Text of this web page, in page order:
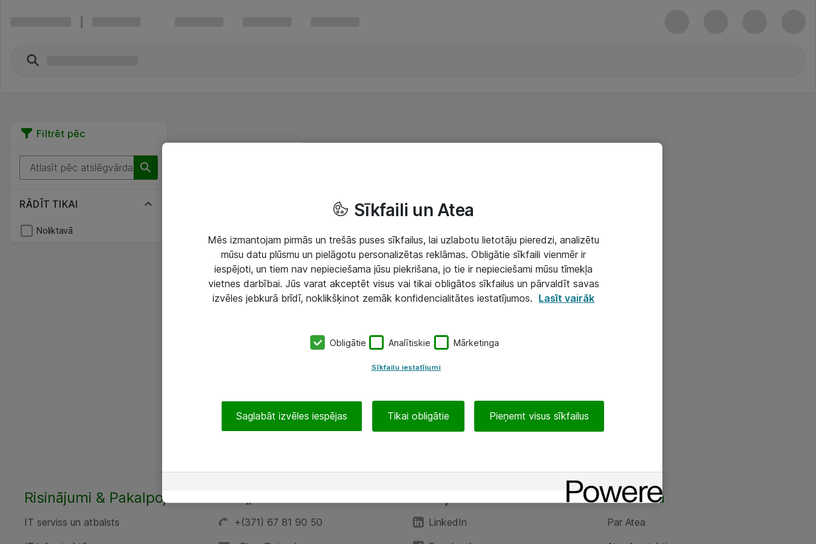
Filtrēt pēc
RĀDĪT TIKAI
Noliktavā
Risinājumi & Pakalpojumi
IT serviss un atbalsts
+(371) 67 81 90 50
LinkedIn
Par Atea
Par Atea
Sīkfaili un Atea
Mēs izmantojam pirmās un trešās puses sīkfailus, lai uzlabotu lietotāju pieredzi, analizētu
mūsu datu plūsmu un pielāgotu personalizētas reklāmas. Obligātie sīkfaili vienmēr ir
iespējoti, un tiem nav nepieciešama jūsu piekrišana, jo tie ir nepieciešami mūsu tīmekļa
vietnes darbībai. Jūs varat akceptēt visus vai tikai obligātos sīkfailus un pārvaldīt savas
izvēles jebkurā brīdī, noklikšķinot zemāk konfidencialitātes iestatījumos. Lasīt vairāk
Obligātie Analītiskie Mārketinga
Sīkfailu iestatījumi
Saglabāt izvēles iespējas Tikai obligātie Pieņemt visus sīkfailus